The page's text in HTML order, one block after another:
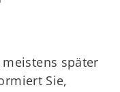
später
Sie,